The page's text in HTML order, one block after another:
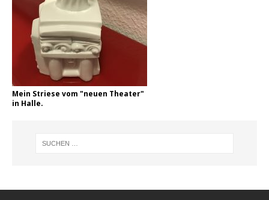
Mein Striese vom "neuen Theater"
in Halle.